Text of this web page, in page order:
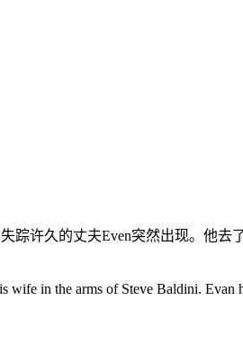
踪许久的丈夫Even突然出现。他去
wife in the arms of Steve Baldini. Evan